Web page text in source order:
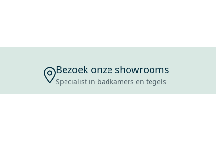
Bezoek onze showrooms
Specialist in badkamers en tegels